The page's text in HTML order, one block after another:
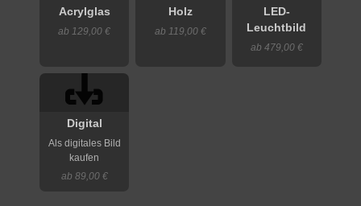
Acrylglas
ab 129,00 €
Holz
ab 119,00 €
LED-
Leuchtbild
ab 479,00 €
Digital
Als digitales Bild
kaufen
ab 89,00 €